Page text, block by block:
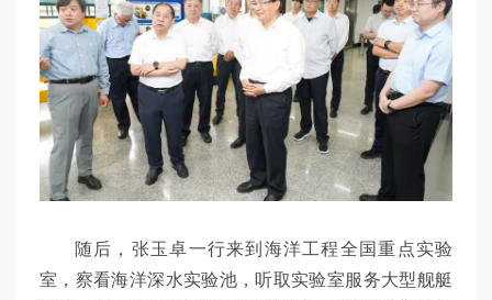
随后，张玉卓一行来到海洋工程全国重点实验
室，察看海洋深水实验池，听取实验室服务大型舰艇